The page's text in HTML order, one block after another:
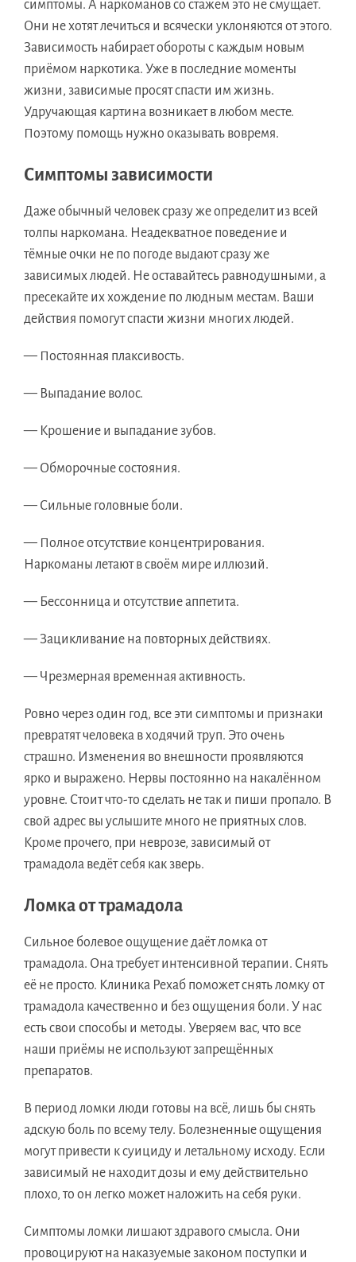
симптомы. А наркоманов со стажем это не смущает.
Они не хотят лечиться и всячески уклоняются от этого.
Зависимость набирает обороты с каждым новым
приёмом наркотика. Уже в последние моменты
жизни, зависимые просят спасти им жизнь.
Удручающая картина возникает в любом месте.
Поэтому помощь нужно оказывать вовремя.
Симптомы зависимости
Даже обычный человек сразу же определит из всей
толпы наркомана. Неадекватное поведение и
тёмные очки не по погоде выдают сразу же
зависимых людей. Не оставайтесь равнодушными, а
пресекайте их хождение по людным местам. Ваши
действия помогут спасти жизни многих людей.
— Постоянная плаксивость.
— Выпадание волос.
— Крошение и выпадание зубов.
— Обморочные состояния.
— Сильные головные боли.
— Полное отсутствие концентрирования.
Наркоманы летают в своём мире иллюзий.
— Бессонница и отсутствие аппетита.
— Зацикливание на повторных действиях.
— Чрезмерная временная активность.
Ровно через один год, все эти симптомы и признаки
превратят человека в ходячий труп. Это очень
страшно. Изменения во внешности проявляются
ярко и выражено. Нервы постоянно на накалённом
уровне. Стоит что-то сделать не так и пиши пропало. В
свой адрес вы услышите много не приятных слов.
Кроме прочего, при неврозе, зависимый от
трамадола ведёт себя как зверь.
Ломка от трамадола
Сильное болевое ощущение даёт ломка от
трамадола. Она требует интенсивной терапии. Снять
её не просто. Клиника Рехаб поможет снять ломку от
трамадола качественно и без ощущения боли. У нас
есть свои способы и методы. Уверяем вас, что все
наши приёмы не используют запрещённых
препаратов.
В период ломки люди готовы на всё, лишь бы снять
адскую боль по всему телу. Болезненные ощущения
могут привести к суициду и летальному исходу. Если
зависимый не находит дозы и ему действительно
плохо, то он легко может наложить на себя руки.
Симптомы ломки лишают здравого смысла. Они
провоцируют на наказуемые законом поступки и